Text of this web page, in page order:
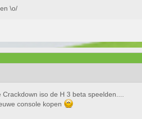
\o/
iso de H 3 beta speelden....
console kopen